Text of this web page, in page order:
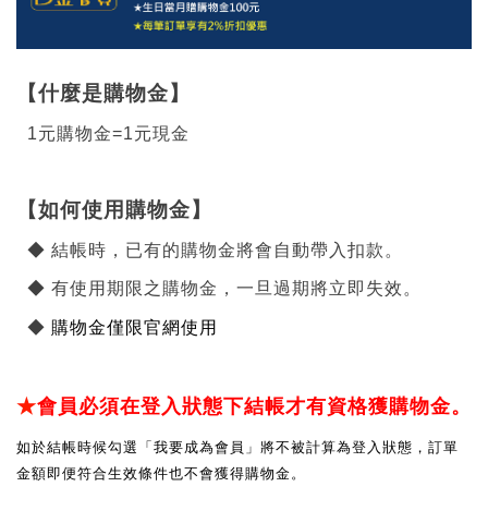
【什麼是購物金】
1元購物金=1元現金
【如何使用購物金】
◆ 結帳時，已有的購物金將會自動帶入扣款。
◆ 有使用期限之購物金，一旦過期將立即失效。
◆ 購物金僅限官網使用
★會員必須在登入狀態下結帳才有資格獲購物金。
如於結帳時候勾選「我要成為會員」將不被計算為登入狀態，訂單
金額即便符合生效條件也不會獲得購物金。